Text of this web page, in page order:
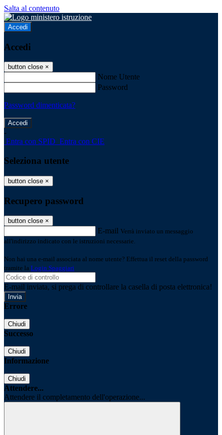
Salta al contenuto
Accedi
Accedi
button close ×
Nome Utente
Password
Password dimenticata?
-
Entra con SPID Entra con CIE
Seleziona utente
button close ×
Recupero password
button close ×
E-mail Verrà inviato un messaggio
all'indirizzo indicato con le istruzioni necessarie.
Non hai una e-mail associata al nome utente? Effettua il reset della password
tramite la Login Spaggiari
E-mail inviata, si prega di controllare la casella di posta elettronica!
Errore
Chiudi
Successo
Chiudi
Informazione
Chiudi
Attendere...
Attendere il completamento dell'operazione...